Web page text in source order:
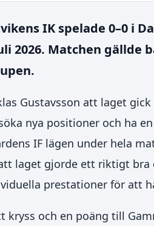
IK spelade 0–0 i
2026. Matchen gällde
Gustavsson att laget gick
nya positioner och ha
IF lägen under hela
laget gjorde ett riktigt bra
prestationer för att
kryss och en poäng till